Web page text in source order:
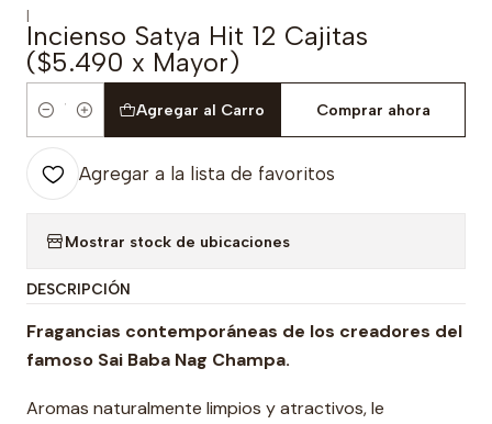
|
Incienso Satya Hit 12 Cajitas
($5.490 x Mayor)
Cantidad
Agregar al Carro Comprar ahora
Agregar a la lista de favoritos
Mostrar stock de ubicaciones
DESCRIPCIÓN
Fragancias contemporáneas de los creadores del
famoso Sai Baba Nag Champa.
Aromas naturalmente limpios y atractivos, le